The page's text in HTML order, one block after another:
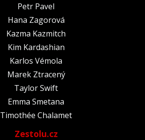
Petr Pavel
Hana Zagorová
Kazma Kazmitch
Kim Kardashian
Karlos Vémola
Marek Ztracený
Taylor Swift
Emma Smetana
Timothée Chalamet
Zestolu.cz